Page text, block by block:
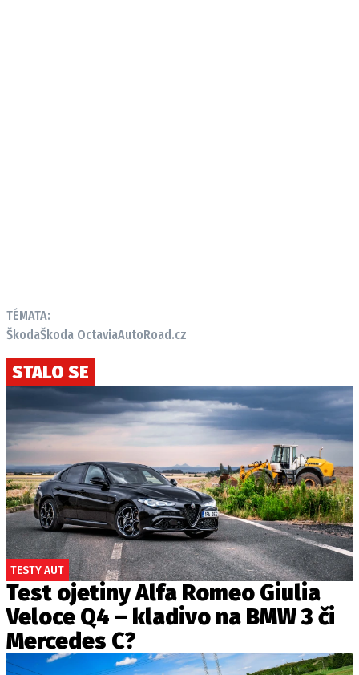
TÉMATA:
ŠkodaŠkoda OctaviaAutoRoad.cz
STALO SE
TESTY AUT
Test ojetiny Alfa Romeo Giulia
Veloce Q4 – kladivo na BMW 3 či
Mercedes C?